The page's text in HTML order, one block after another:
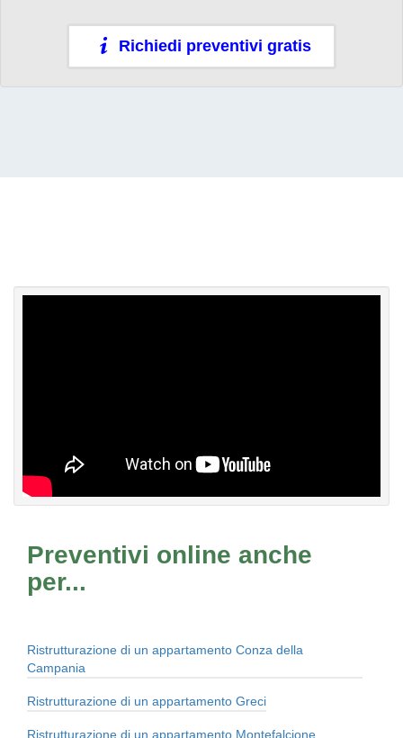
Richiedi preventivi gratis
Preventivi online anche
per...
Ristrutturazione di un appartamento Conza della
Campania
Ristrutturazione di un appartamento Greci
Ristrutturazione di un appartamento Montefalcione